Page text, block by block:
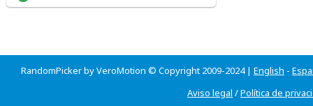
RandomPicker by VeroMotion © Copyright 2009-2024 | English -
Aviso legal /Política de